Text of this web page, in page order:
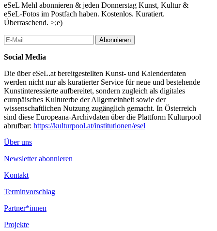
eSeL Mehl abonnieren & jeden Donnerstag Kunst, Kultur &
eSeL-Fotos im Postfach haben. Kostenlos. Kuratiert.
Überraschend. >;e)
Abonnieren
Social Media
Die über eSeL.at bereitgestellten Kunst- und Kalenderdaten
werden nicht nur als kuratierter Service für neue und bestehende
Kunstinteressierte aufbereitet, sondern zugleich als digitales
europäisches Kulturerbe der Allgemeinheit sowie der
wissenschaftlichen Nutzung zugänglich gemacht. In Österreich
sind diese Europeana-Archivdaten über die Plattform Kulturpool
abrufbar: https://kulturpool.at/institutionen/esel
Über uns
Newsletter abonnieren
Kontakt
Terminvorschlag
Partner*innen
Projekte